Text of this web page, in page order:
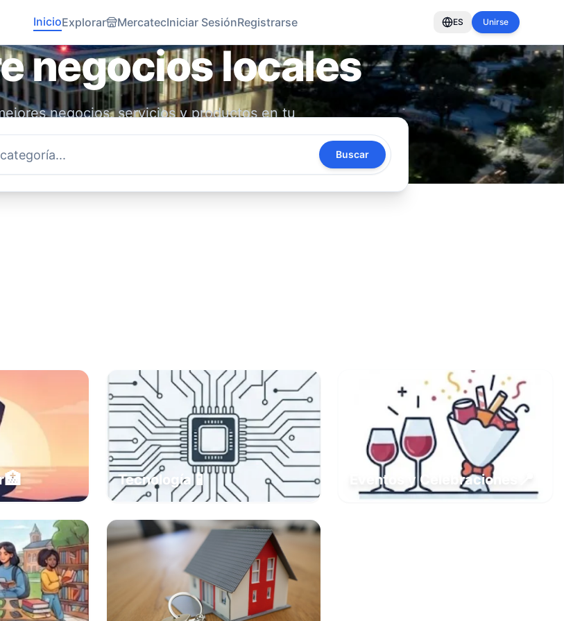
InicioExplorar MercatecIniciar SesiónRegistrarse ES Unirse
negocios locales
negocios, servicios y productos en tu
con emprendedores locales y apoya tu
Buscar
🏥 Tecnología 📱 Eventos y Celebraciones